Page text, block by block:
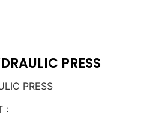
PRESS
PRESS
: